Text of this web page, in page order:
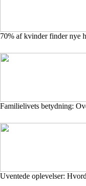
70% af kvinder finder nye
Familielivets betydning:
Uventede oplevelser: